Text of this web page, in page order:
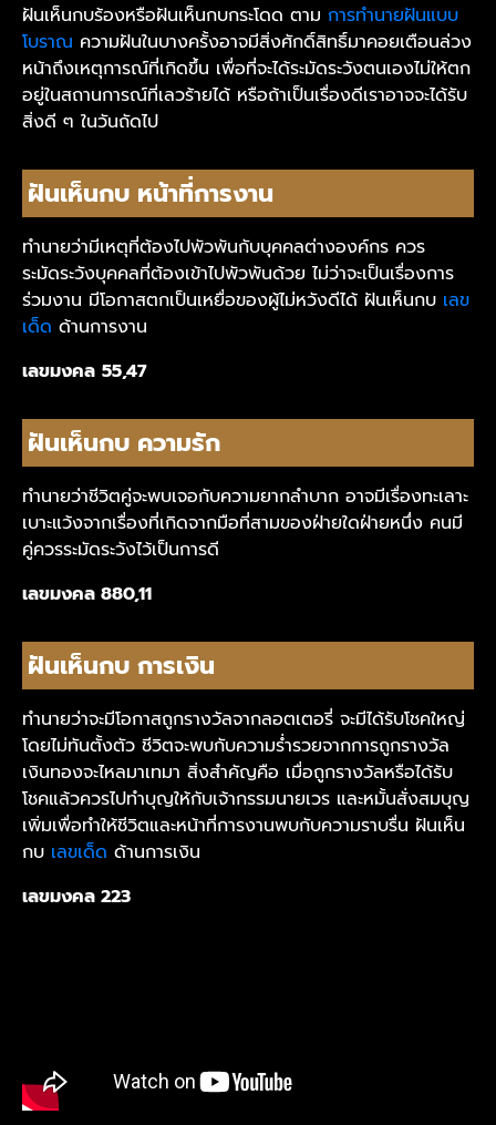
ฝันเห็นกบร้องหรือฝันเห็นกบกระโดด ตาม การทำนายฝันแบบ
โบราณ ความฝันในบางครั้งอาจมีสิ่งศักดิ์สิทธิ์มาคอยเตือนล่วง
หน้าถึงเหตุการณ์ที่เกิดขึ้น เพื่อที่จะได้ระมัดระวังตนเองไม่ให้ตก
อยู่ในสถานการณ์ที่เลวร้ายได้ หรือถ้าเป็นเรื่องดีเราอาจจะได้รับ
สิ่งดี ๆ ในวันถัดไป
ฝันเห็นกบ หน้าที่การงาน
ทำนายว่ามีเหตุที่ต้องไปพัวพันกับบุคคลต่างองค์กร ควร
ระมัดระวังบุคคลที่ต้องเข้าไปพัวพันด้วย ไม่ว่าจะเป็นเรื่องการ
ร่วมงาน มีโอกาสตกเป็นเหยื่อของผู้ไม่หวังดีได้ ฝันเห็นกบ เลข
เด็ด ด้านการงาน
เลขมงคล 55,47
ฝันเห็นกบ ความรัก
ทำนายว่าชีวิตคู่จะพบเจอกับความยากลำบาก อาจมีเรื่องทะเลาะ
เบาะแว้งจากเรื่องที่เกิดจากมือที่สามของฝ่ายใดฝ่ายหนึ่ง คนมี
คู่ควรระมัดระวังไว้เป็นการดี
เลขมงคล 880,11
ฝันเห็นกบ การเงิน
ทำนายว่าจะมีโอกาสถูกรางวัลจากลอตเตอรี่ จะมีได้รับโชคใหญ่
โดยไม่ทันตั้งตัว ชีวิตจะพบกับความร่ำรวยจากการถูกรางวัล
เงินทองจะไหลมาเทมา สิ่งสำคัญคือ เมื่อถูกรางวัลหรือได้รับ
โชคแล้วควรไปทำบุญให้กับเจ้ากรรมนายเวร และหมั้นสั่งสมบุญ
เพิ่มเพื่อทำให้ชีวิตและหน้าที่การงานพบกับความราบรื่น ฝันเห็น
กบ เลขเด็ด ด้านการเงิน
เลขมงคล 223